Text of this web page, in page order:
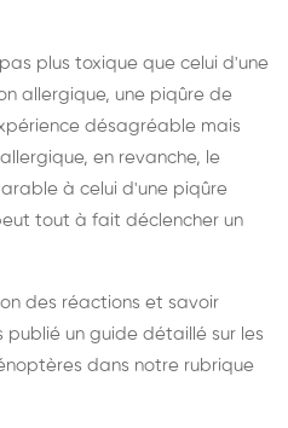
plus toxique que celui d'une
allergique, une piqûre de
désagréable mais
en revanche, le
à celui d'une piqûre
tout à fait déclencher un
des réactions et savoir
publié un guide détaillé sur les
dans notre rubrique